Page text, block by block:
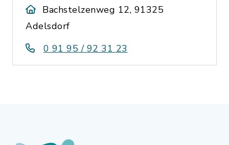
Bachstelzenweg 12, 91325
Adelsdorf
0 91 95 / 92 31 23